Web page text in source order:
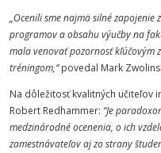
„Ocenili sme najmä silné
programov a obsahu výučby na
mala venovať pozornosť kľúčovým
tréningom,“povedal Mark
Na dôležitosť kvalitných učiteľov
Robert Redhammer: “Je
medzinárodné ocenenia, o ich
zamestnávateľov aj zo strany